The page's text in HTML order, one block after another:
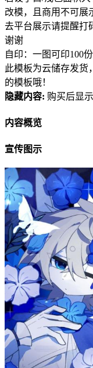
改模，且商用不可展
去平台展示请提醒打
谢谢
自印：一图可印100
此模板为云储存发货
的模板哦！
隐藏内容: 购买后显
内容概览
宣传图示